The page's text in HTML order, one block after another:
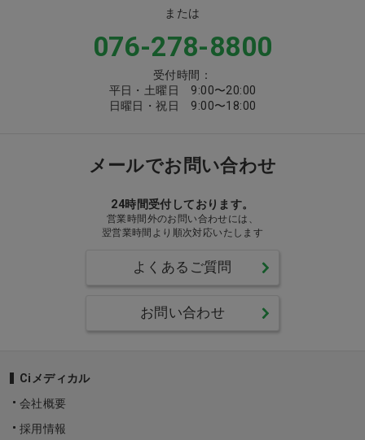
または
076-278-8800
受付時間：
平日・土曜日 9:00〜20:00
日曜日・祝日 9:00〜18:00
メールでお問い合わせ
24時間受付しております。
営業時間外のお問い合わせには、
翌営業時間より順次対応いたします
よくあるご質問
お問い合わせ
Ciメディカル
会社概要
採用情報